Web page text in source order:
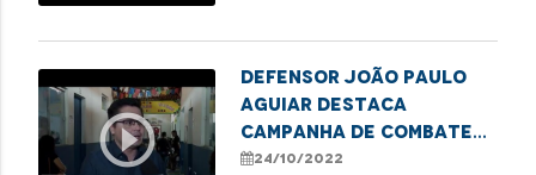
play_circle_outline
Defensor João Paulo
Aguiar destaca
campanha de combate
ao sub-registro em
24/10/2022